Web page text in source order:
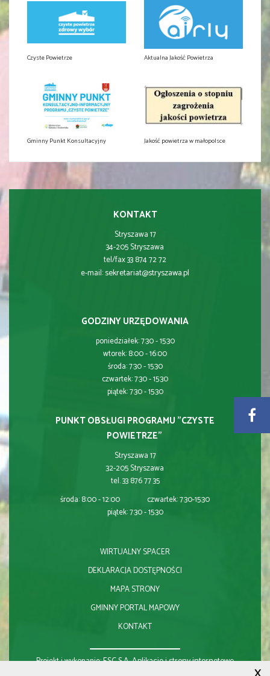
Czyste Powietrze Aktualna Jakość Powietrza
Gminny Punkt Konsultacyjny Jakość powietrza w małopolsce
KONTAKT
Stryszawa 17
34-205 Stryszawa
tel/fax 33 874 72 72
e-mail:sekretariat@stryszawa.pl
GODZINY URZĘDOWANIA
poniedziałek: 7:30 - 15:30
wtorek: 8:00 - 16:00
środa: 7:30 - 15:30
czwartek: 7:30 - 15:30
piątek: 7:30 - 15:30
PUNKT OBSŁUGI PROGRAMU "CZYSTE
POWIETRZE"
Stryszawa 17
32-205 Stryszawa
tel. 33 876 77 35
środa: 8:00 - 12:00 czwartek: 7:30-15:30
piątek: 7:30 - 15:30
WIRTUALNY SPACER
DEKLARACJA DOSTĘPNOŚCI
MAPA STRONY
GMINNY PORTAL MAPOWY
KONTAKT
Projekt i wykonanie:ESC S.A.Aplikacje i strony internetowe